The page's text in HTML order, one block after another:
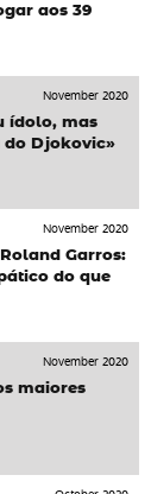
aos 39
November 2020
ídolo, mas
do Djokovic»
November 2020
Garros:
do que
November 2020
maiores